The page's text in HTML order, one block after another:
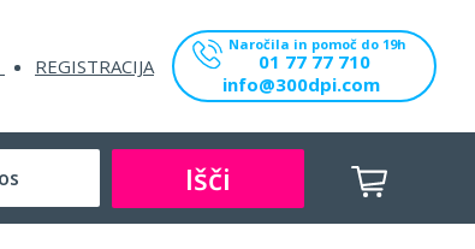
REGISTRACIJA
Naročila in pomoč do 19h
01 77 77 710
info@300dpi.com
Išči